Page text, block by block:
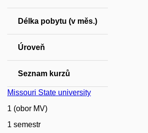
Délka pobytu (v měs.)
Úroveň
Seznam kurzů
Missouri State university
1 (obor MV)
1 semestr